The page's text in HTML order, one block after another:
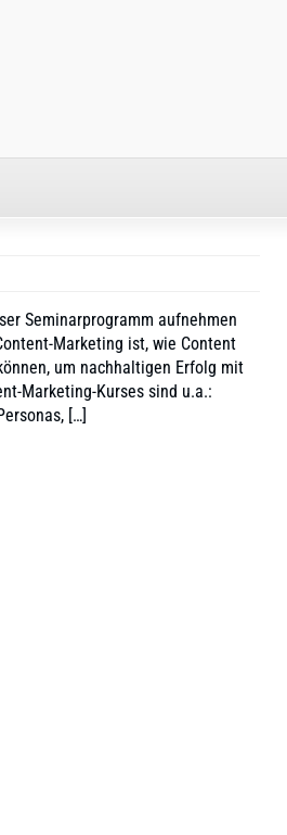
Seminarprogramm aufnehmen
Marketing ist, wie Content
um nachhaltigen Erfolg mit
Marketing-Kurses sind u.a.:
[…]